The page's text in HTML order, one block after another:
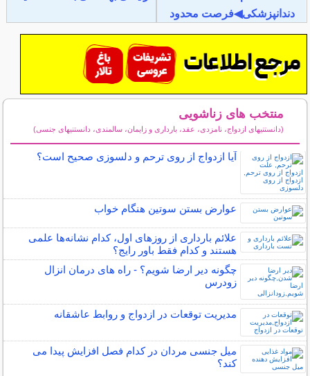
دندانپزشکی◀فرصت محدود
منتخب های زناشویی
(دانستنیهای ازدواج، نامزدی، عقد، بارداری و زایمان، سالمندی، دانستنیهای جنسی)
آیا ازدواج از روی ترحم و دلسوزی صحیح است؟
عوارض بستن سوتین هنگام خواب
علائم بارداری از روزهای اول، کدام نشانه‌ها علمی
هستند و کدام فقط باور رایج؟
چگونه دیر ارضا شویم؟ - راه های درمان انزال
زودرس
مدیریت توقعات در ازدواج و روابط عاشقانه
میل جنسی مردان در کدام فصل افزایش پیدا می
کند؟